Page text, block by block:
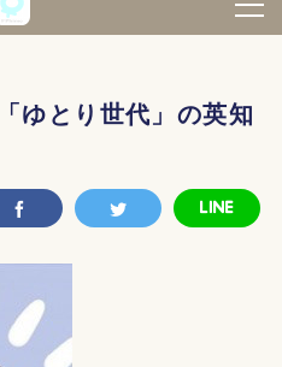
ゆとり世代」の英知